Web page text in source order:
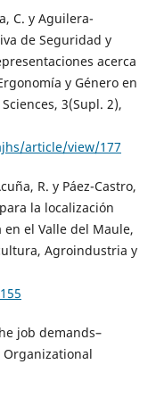
C. y Aguilera-
de Seguridad y
acerca
y Género en
3(Supl. 2),
article/view/177
R. y Páez-Castro,
la localización
el Valle del Maule,
Agroindustria y
job demands–
Organizational